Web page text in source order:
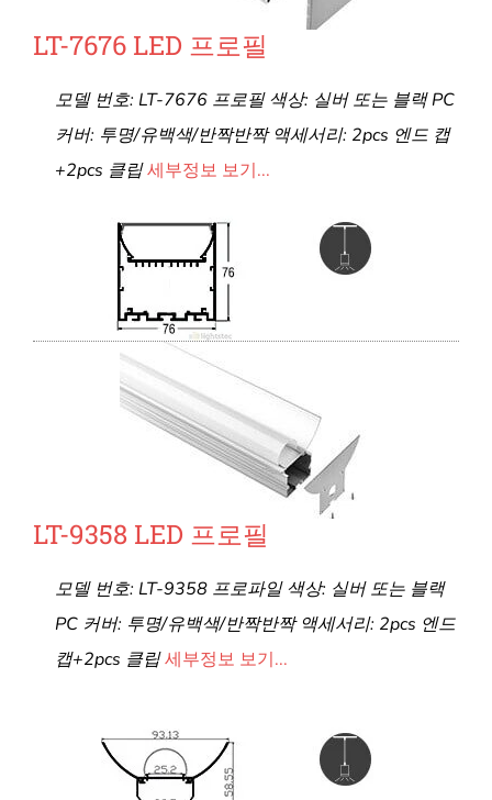
LT-7676 LED 프로필
모델 번호: LT-7676 프로필 색상: 실버 또는 블랙 PC
커버: 투명/유백색/반짝반짝 액세서리: 2pcs 엔드 캡
+2pcs 클립세부정보 보기...
LT-9358 LED 프로필
모델 번호: LT-9358 프로파일 색상: 실버 또는 블랙
PC 커버: 투명/유백색/반짝반짝 액세서리: 2pcs 엔드
캡+2pcs 클립세부정보 보기...